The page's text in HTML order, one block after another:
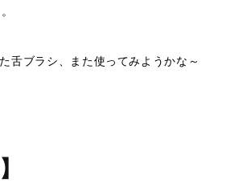
舌ブラシ、また使ってみようかな～